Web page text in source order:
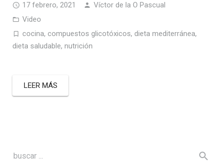
17 febrero, 2021
Víctor de la O Pascual
Video
cocina, compuestos glicotóxicos, dieta mediterránea,
dieta saludable, nutrición
LEER MÁS